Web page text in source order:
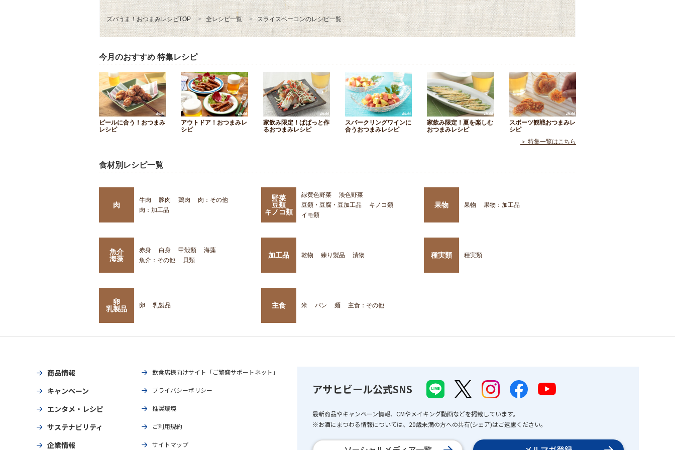
ズバうま！おつまみレシピTOP 全レシピ一覧 スライスベーコンのレシピ一覧
今月のおすすめ 特集レシピ
ビールに合う！おつまみ
レシピ
アウトドア！おつまみレ
シピ
家飲み限定！ぱぱっと作
るおつまみレシピ
スパークリングワインに
合うおつまみレシピ
家飲み限定！夏を楽しむ
おつまみレシピ
スポーツ観戦おつまみレ
シピ
＞ 特集一覧はこちら
食材別レシピ一覧
肉
牛肉 豚肉 鶏肉
肉：その他
肉：加工品
野菜
豆類
キノコ類
緑黄色野菜
淡色野菜
豆類・豆腐・豆加工品
キノコ類
イモ類
果物 果物 果物：加工品
魚介
海藻
赤身 白身 甲殻類
海藻
魚介：その他
貝類
加工品 乾物 練り製品 漬物 種実類 種実類
卵
乳製品
卵 乳製品 主食 米 パン 麺 主食：その他
商品情報
キャンペーン
エンタメ・レシピ
サステナビリティ
企業情報
飲食店様向けサイト「ご繁盛サポートネット」
プライバシーポリシー
推奨環境
ご利用規約
サイトマップ
アサヒビール公式SNS
最新商品やキャンペーン情報、CMやメイキング動画などを掲載しています。
※お酒にまつわる情報については、20歳未満の方への共有(シェア)はご遠慮ください。